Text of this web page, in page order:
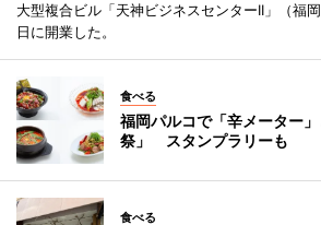
大型複合ビル「天神ビジネスセンターII」（福
日に開業した。
食べる
福岡パルコで「辛メーター
祭」 スタンプラリーも
食べる